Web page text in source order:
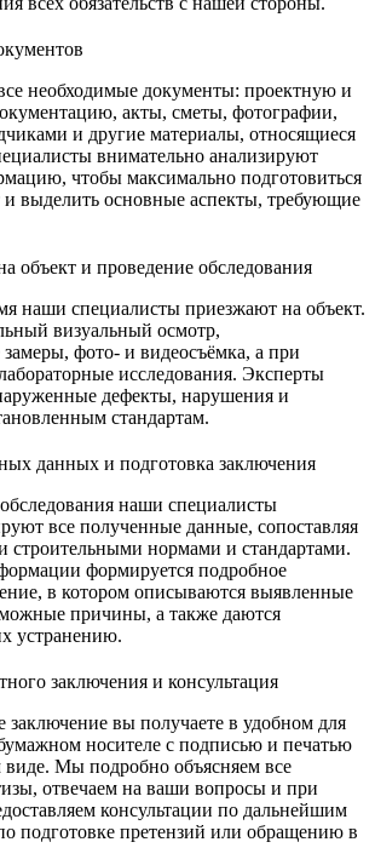
необходимые документы: проектную и
акты, сметы, фотографии,
и другие материалы, относящиеся
внимательно анализируют
чтобы максимально подготовиться
и выделить основные аспекты, требующие
объект и проведение обследования
наши специалисты приезжают на объект.
визуальный осмотр,
фото- и видеосъёмка, а при
исследования. Эксперты
дефекты, нарушения и
стандартам.
данных и подготовка заключения
наши специалисты
все полученные данные, сопоставляя
строительными нормами и стандартами.
формируется подробное
в котором описываются выявленные
причины, а также даются
устранению.
заключения и консультация
заключение вы получаете в удобном для
носителе с подписью и печатью
виде. Мы подробно объясняем все
отвечаем на ваши вопросы и при
консультации по дальнейшим
подготовке претензий или обращению в